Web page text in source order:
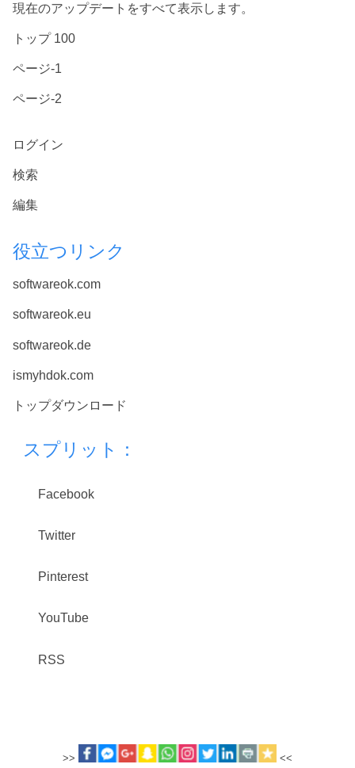
現在のアップデートをすべて表示します。
トップ 100
ページ-1
ページ-2
ログイン
検索
編集
役立つリンク
softwareok.com
softwareok.eu
softwareok.de
ismyhdok.com
トップダウンロード
スプリット：
Facebook
Twitter
Pinterest
YouTube
RSS
>> <<